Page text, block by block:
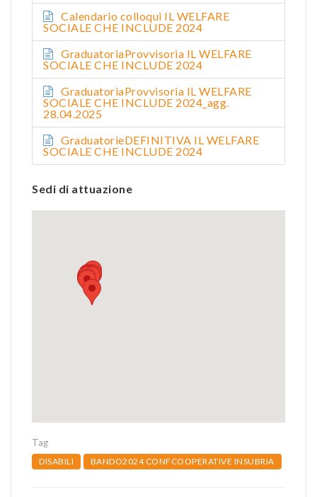
Calendario colloqui IL WELFARE
SOCIALE CHE INCLUDE 2024
GraduatoriaProvvisoria IL WELFARE
SOCIALE CHE INCLUDE 2024
GraduatoriaProvvisoria IL WELFARE
SOCIALE CHE INCLUDE 2024_agg.
28.04.2025
GraduatorieDEFINITIVA IL WELFARE
SOCIALE CHE INCLUDE 2024
Sedi di attuazione
Tag
DISABILI BANDO2024 CONFCOOPERATIVE INSUBRIA